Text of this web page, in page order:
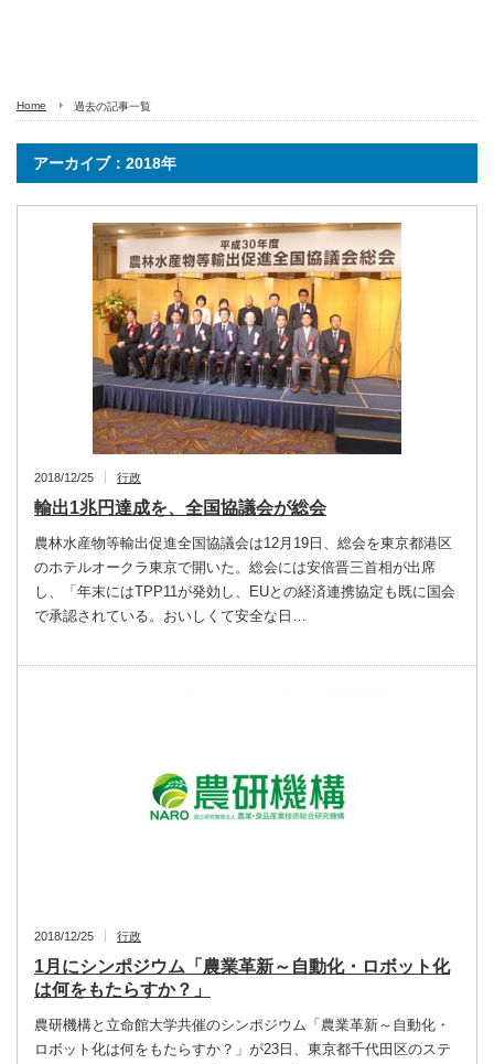
Home 過去の記事一覧
アーカイブ：2018年
2018/12/25 行政
輸出1兆円達成を、全国協議会が総会
農林水産物等輸出促進全国協議会は12月19日、総会を東京都港区
のホテルオークラ東京で開いた。総会には安倍晋三首相が出席
し、「年末にはTPP11が発効し、EUとの経済連携協定も既に国会
で承認されている。おいしくて安全な日…
2018/12/25 行政
1月にシンポジウム「農業革新～自動化・ロボット化
は何をもたらすか？」
農研機構と立命館大学共催のシンポジウム「農業革新～自動化・
ロボット化は何をもたらすか？」が23日、東京都千代田区のステ